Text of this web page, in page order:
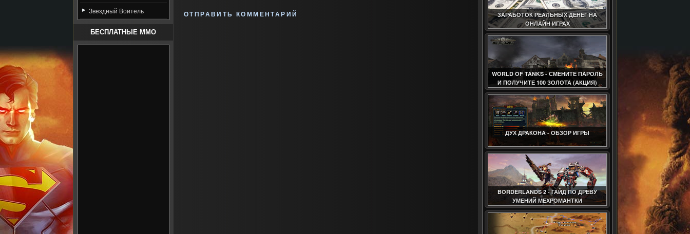
Звездный Воитель
БЕСПЛАТНЫЕ MMO
ОТПРАВИТЬ КОММЕНТАРИЙ
ЗАРАБОТОК РЕАЛЬНЫХ ДЕНЕГ НА
ОНЛАЙН ИГРАХ
WORLD OF TANKS - СМЕНИТЕ ПАРОЛЬ
И ПОЛУЧИТЕ 100 ЗОЛОТА (АКЦИЯ)
ДУХ ДРАКОНА - ОБЗОР ИГРЫ
BORDERLANDS 2 - ГАЙД ПО ДРЕВУ
УМЕНИЙ МЕХРОМАНТКИ